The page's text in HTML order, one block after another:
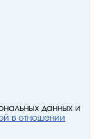
данных и
в отношении